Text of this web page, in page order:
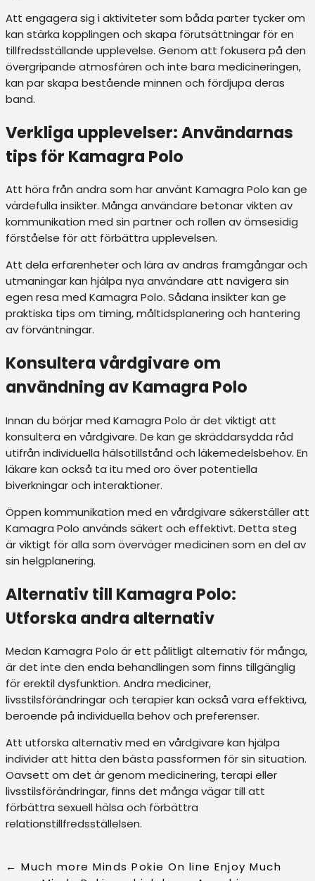
Att engagera sig i aktiviteter som båda parter tycker om
kan stärka kopplingen och skapa förutsättningar för en
tillfredsställande upplevelse. Genom att fokusera på den
övergripande atmosfären och inte bara medicineringen,
kan par skapa bestående minnen och fördjupa deras
band.
Verkliga upplevelser: Användarnas
tips för Kamagra Polo
Att höra från andra som har använt Kamagra Polo kan ge
värdefulla insikter. Många användare betonar vikten av
kommunikation med sin partner och rollen av ömsesidig
förståelse för att förbättra upplevelsen.
Att dela erfarenheter och lära av andras framgångar och
utmaningar kan hjälpa nya användare att navigera sin
egen resa med Kamagra Polo. Sådana insikter kan ge
praktiska tips om timing, måltidsplanering och hantering
av förväntningar.
Konsultera vårdgivare om
användning av Kamagra Polo
Innan du börjar med Kamagra Polo är det viktigt att
konsultera en vårdgivare. De kan ge skräddarsydda råd
utifrån individuella hälsotillstånd och läkemedelsbehov. En
läkare kan också ta itu med oro över potentiella
biverkningar och interaktioner.
Öppen kommunikation med en vårdgivare säkerställer att
Kamagra Polo används säkert och effektivt. Detta steg
är viktigt för alla som överväger medicinen som en del av
sin helgplanering.
Alternativ till Kamagra Polo:
Utforska andra alternativ
Medan Kamagra Polo är ett pålitligt alternativ för många,
är det inte den enda behandlingen som finns tillgänglig
för erektil dysfunktion. Andra mediciner,
livsstilsförändringar och terapier kan också vara effektiva,
beroende på individuella behov och preferenser.
Att utforska alternativ med en vårdgivare kan hjälpa
individer att hitta den bästa passformen för sin situation.
Oavsett om det är genom medicinering, terapi eller
livsstilsförändringar, finns det många vägar till att
förbättra sexuell hälsa och förbättra
relationstillfredsställelsen.
← Much more Minds Pokie On line Enjoy Much